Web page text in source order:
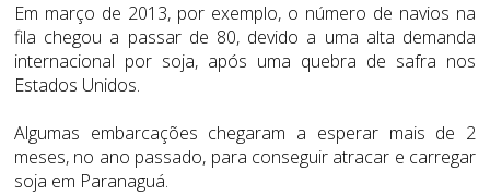
Em março de 2013, por exemplo, o número de navios na
fila chegou a passar de 80, devido a uma alta demanda
internacional por soja, após uma quebra de safra nos
Estados Unidos.
Algumas embarcações chegaram a esperar mais de 2
meses, no ano passado, para conseguir atracar e carregar
soja em Paranaguá.